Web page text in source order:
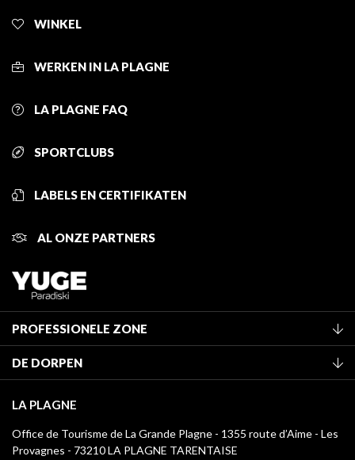
WINKEL
WERKEN IN LA PLAGNE
LA PLAGNE FAQ
SPORTCLUBS
LABELS EN CERTIFIKATEN
AL ONZE PARTNERS
PROFESSIONELE ZONE
Classificatie van de gemeubileerde accommodaties
Verblijfstaks
Mediatheek
La Plagne logo's
DE DORPEN
Champagny-en-Vanoise
Montchavin - Les Coches
LA PLAGNE
Office de Tourisme de La Grande Plagne - 1355 route d’Aime - Les
Provagnes - 73210 LA PLAGNE TARENTAISE